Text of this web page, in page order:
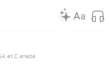
et C anada.